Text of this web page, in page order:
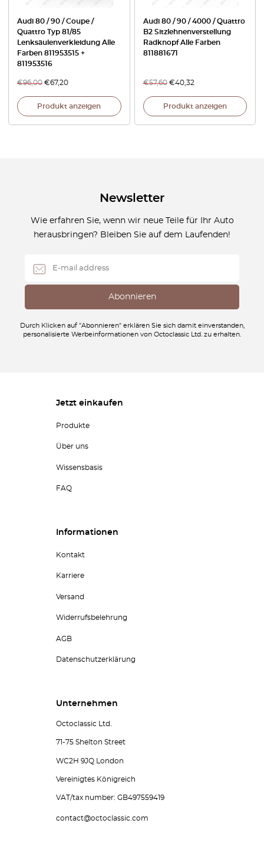
Audi 80 / 90 / Coupe /
Quattro Typ 81/85
Lenksäulenverkleidung Alle
Farben 811953515 +
811953516
€96,00 €67,20
Produkt anzeigen
Audi 80 / 90 / 4000 / Quattro
B2 Sitzlehnenverstellung
Radknopf Alle Farben
811881671
€57,60 €40,32
Produkt anzeigen
Newsletter
Wie erfahren Sie, wenn wir neue Teile für Ihr Auto
herausbringen? Bleiben Sie auf dem Laufenden!
Durch Klicken auf "Abonnieren" erklären Sie sich damit einverstanden,
personalisierte Werbeinformationen von Octoclassic Ltd. zu erhalten.
Jetzt einkaufen
Produkte
Über uns
Wissensbasis
FAQ
Informationen
Kontakt
Karriere
Versand
Widerrufsbelehrung
AGB
Datenschutzerklärung
Unternehmen
Octoclassic Ltd.
71-75 Shelton Street
WC2H 9JQ London
Vereinigtes Königreich
VAT/tax number: GB497559419
contact@octoclassic.com